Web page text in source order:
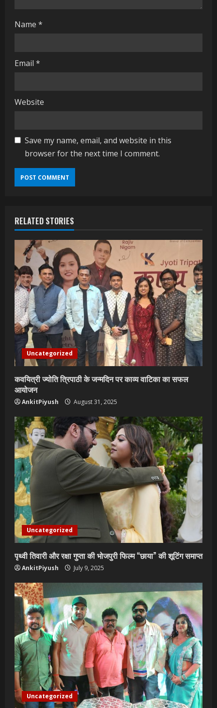
Name *
Email *
Website
Save my name, email, and website in this
browser for the next time I comment.
RELATED STORIES
Uncategorized
कवयित्री ज्योति त्रिपाठी के जन्मदिन पर काव्य वाटिका का सफल
आयोजन
AnkitPiyush August 31, 2025
Uncategorized
पृथ्वी तिवारी और रक्षा गुप्ता की भोजपुरी फिल्म “छाया” की शूटिंग समाप्त
AnkitPiyush July 9, 2025
Uncategorized